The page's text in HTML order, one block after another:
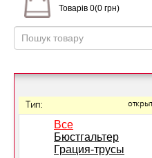
Товарів 0(0 грн)
Тип:
Все
Бюстгальтер
Грация-трусы